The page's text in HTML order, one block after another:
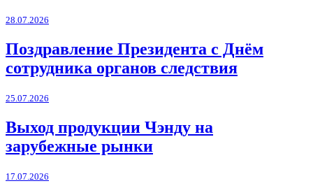
28.07.2026
Поздравление Президента с Днём
сотрудника органов следствия
25.07.2026
Выход продукции Чэнду на
зарубежные рынки
17.07.2026